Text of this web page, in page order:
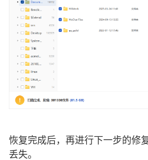
恢复完成后，再进行下一步的修
丢失。